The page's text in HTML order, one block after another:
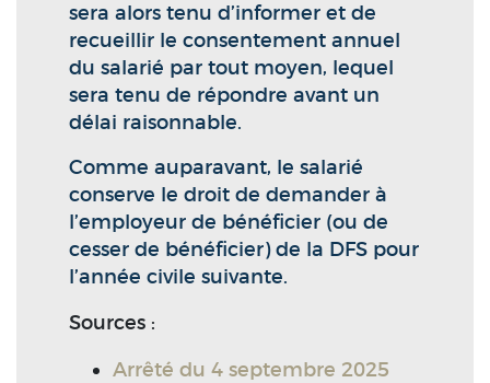
sera alors tenu d’informer et de
recueillir le consentement annuel
du salarié par tout moyen, lequel
sera tenu de répondre avant un
délai raisonnable.
Comme auparavant, le salarié
conserve le droit de demander à
l’employeur de bénéficier (ou de
cesser de bénéficier) de la DFS pour
l’année civile suivante.
Sources :
Arrêté du 4 septembre 2025